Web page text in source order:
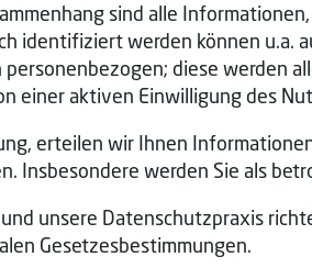
sind alle
identifiziert werden können u.a.
diese werden
einer aktiven Einwilligung des
erteilen wir Ihnen
Insbesondere werden Sie als
unsere Datenschutzpraxis
Gesetzesbestimmungen.